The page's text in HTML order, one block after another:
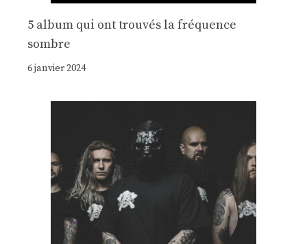
5 album qui ont trouvés la fréquence
sombre
6 janvier 2024